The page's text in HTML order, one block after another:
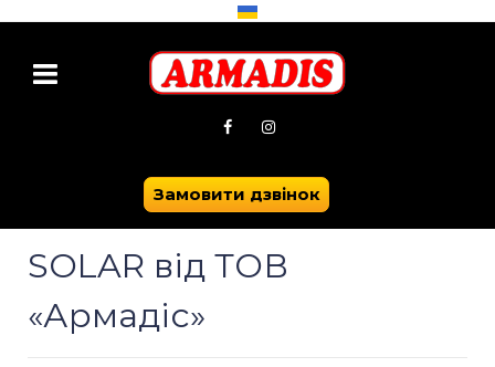
Замовити дзвінок
Ви тут: Головна Сонячні панелі HORAY SOLAR
Сонячні панелі HORAY
SOLAR від ТОВ
«Армадіс»